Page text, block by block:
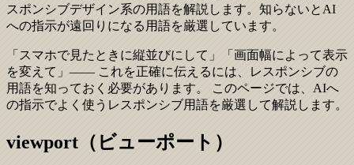
スポンシブデザイン系の用語を解説します。知らないとAI
への指示が遠回りになる用語を厳選しています。
「スマホで見たときに縦並びにして」「画面幅によって表示
を変えて」—— これを正確に伝えるには、レスポンシブの
用語を知っておく必要があります。 このページでは、AIへ
の指示でよく使うレスポンシブ用語を厳選して解説します。
viewport（ビューポート）